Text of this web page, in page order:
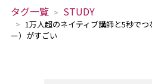
タグ一覧 STUDY
1万人超のネイティブ講師と5秒でつ
ー）がすごい